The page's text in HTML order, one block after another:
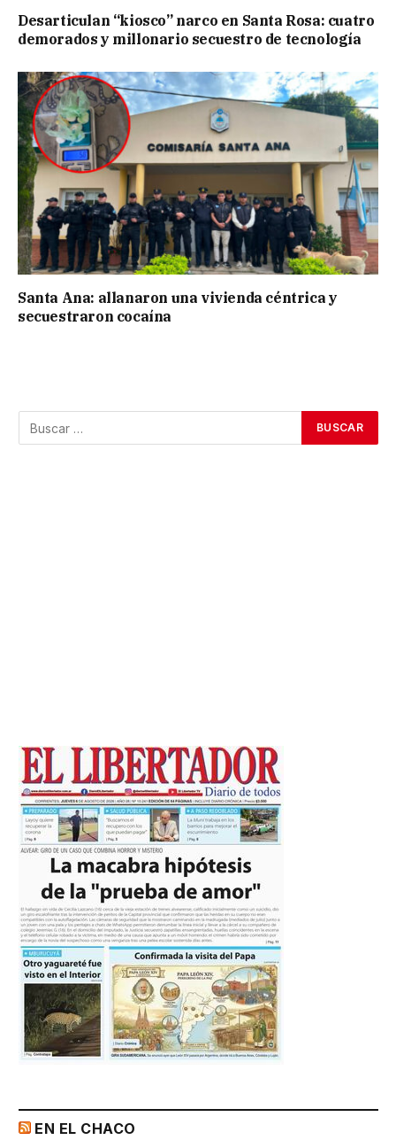
Desarticulan “kiosco” narco en Santa Rosa: cuatro
demorados y millonario secuestro de tecnología
Santa Ana: allanaron una vivienda céntrica y
secuestraron cocaína
EN EL CHACO